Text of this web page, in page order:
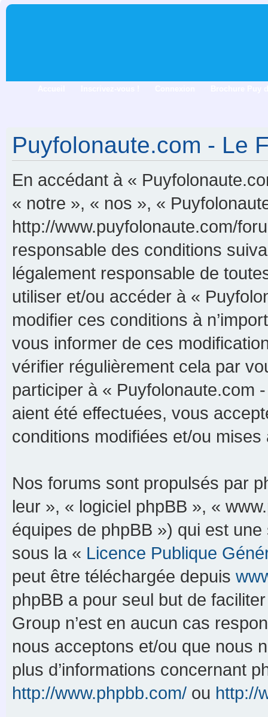
Puyfolonaute.com - Le
En accédant à «
« notre », « nos », «
http://www.puyfolonaute.com/
responsable des conditions
légalement responsable de
utiliser et/ou accéder à «
modifier ces conditions à
vous informer de ces
vérifier régulièrement cela par
participer à « Puyfolonaute.com
aient été effectuées, vous
conditions modifiées et/ou mises
Nos forums sont propulsés par
leur », « logiciel phpBB », «
équipes de phpBB ») qui est
sous la « Licence Publique
peut être téléchargée depuis
phpBB a pour seul but de
Group n’est en aucun cas
nous acceptons et/ou que nous
plus d’informations concernant
http://www.phpbb.com/ ou http://